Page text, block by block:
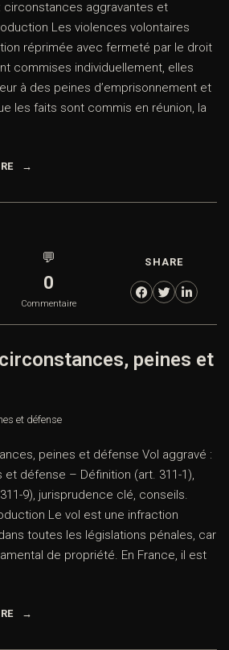
circonstances aggravantes et
Les violences volontaires
réprimée avec fermeté par le droit
commises individuellement, elles
à des peines d’emprisonnement et
les faits sont commis en réunion, la
💬
0
Commentaire
SHARE
peines et
et défense
peines et défense Vol aggravé :
défense – Définition (art. 311-1),
9), jurisprudence clé, conseils.
Le vol est une infraction
toutes les législations pénales, car
de propriété. En France, il est